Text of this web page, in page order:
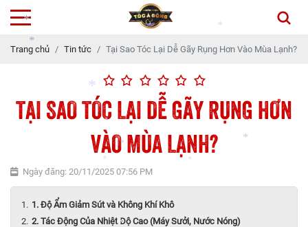
*
*
*
*
*
*
Trang chủ Tin tức Tại Sao Tóc Lại Dễ Gãy Rụng Hơn Vào Mùa Lạnh?
TẠI SAO TÓC LẠI DỄ GÃY RỤNG HƠN
VÀO MÙA LẠNH?
Ngày đăng: 20/11/2025 07:56 PM
1. Độ Ẩm Giảm Sút và Không Khí Khô
2. Tác Động Của Nhiệt Độ Cao (Máy Sưởi, Nước Nóng)